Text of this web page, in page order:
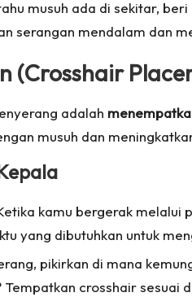
musuh ada di sekitar,
serangan mendalam dan
(Crosshair
adalah
musuh dan
kamu bergerak melalui
yang dibutuhkan untuk
pikirkan di mana
crosshair sesuai